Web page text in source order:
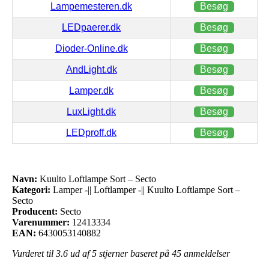
Lampemesteren.dk Besøg
LEDpaerer.dk Besøg
Dioder-Online.dk Besøg
AndLight.dk Besøg
Lamper.dk Besøg
LuxLight.dk Besøg
LEDproff.dk Besøg
Navn: Kuulto Loftlampe Sort – Secto
Kategori: Lamper -|| Loftlamper -|| Kuulto Loftlampe Sort –
Secto
Producent: Secto
Varenummer: 12413334
EAN: 6430053140882
Vurderet til 3.6 ud af 5 stjerner baseret på 45 anmeldelser